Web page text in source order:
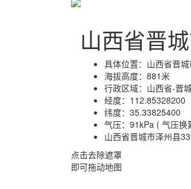
山西省晋
具体位置： 山西省晋
海拔高度： 881米
行政区域： 山西省-晋
经度： 112.85328200
纬度： 35.33825400
气压： 91kPa ( 气压换
山西省晋城市泽州县
点击去除遮罩
即可拖动地图